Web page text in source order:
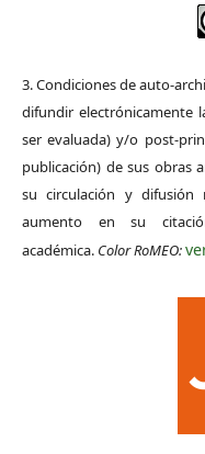
3. Condiciones de auto-
difundir electrónicamente
ser evaluada) y/o post-
publicación) de sus obras
su circulación y
aumento en su
académica. Color RoMEO: